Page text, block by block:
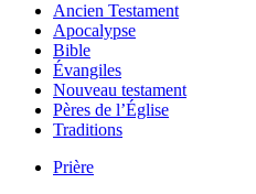
Ancien Testament
Apocalypse
Bible
Évangiles
Nouveau testament
Pères de l’Église
Traditions
Prière